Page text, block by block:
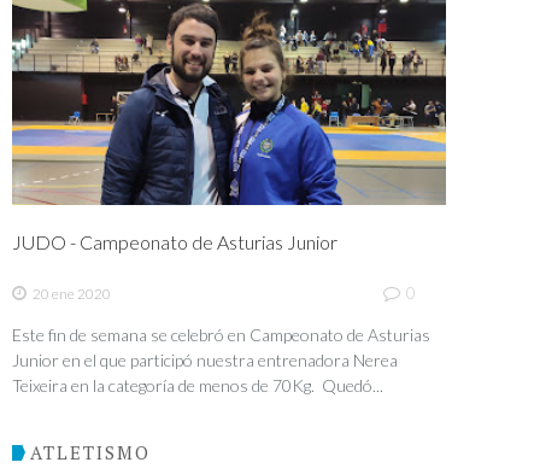
JUDO - Campeonato de Asturias Junior
20 ene 2020 0
Este fin de semana se celebró en Campeonato de Asturias
Junior en el que participó nuestra entrenadora Nerea
Teixeira en la categoría de menos de 70Kg. Quedó...
ATLETISMO